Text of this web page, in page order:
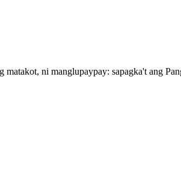
ni manglupaypay: sapagka't ang